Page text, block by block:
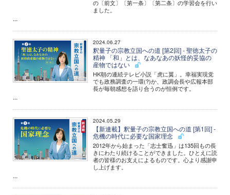
の〔前文〕〔第一条〕〔第二条〕の学習会を行い
ました。
...
2024.06.27
釈量子の宗教立国への道 [第2回] - 聖徳太子の
精神 「和」とは、なあなあの妖怪的妥協の
産物ではない
HK朝の連続テレビ小説「虎に翼」。幸福実現党
でも政務調査の一環(?)か、政調会長や広報本部
長が毎朝感想を語り合うのが恒例です。
...
2024.05.29
【新連載】釈量子の宗教立国への道 [第1回] -
危機の時代に必要な国家理念
2012年から始まった「志士奮迅」は135回もの長
きにわたり続けることができました。ひとえに読
者の皆様のお支えによるものです。心より感謝申
し上げます。
...